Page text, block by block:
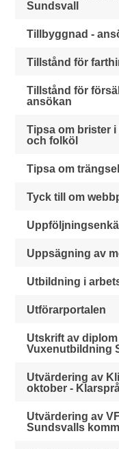
Sundsvall
Tillbyggnad -
Tillstånd för
Tillstånd för
ansökan
Tipsa om brister
och folköl
Tipsa om
Tyck till om
Uppsägning av
Utbildning i
Utförarportalen
Utskrift av
Vuxenutbildning
Utvärdering av
oktober -
Utvärdering av
Sundsvalls